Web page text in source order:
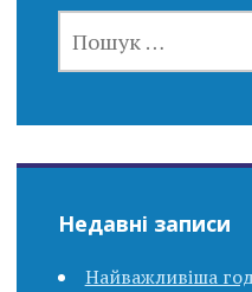
Недавні записи
Найважливіша